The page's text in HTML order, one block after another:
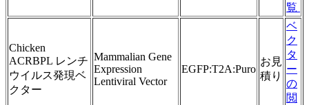
覧
Chicken
ACRBPL レンチ
ウイルス発現ベ
クター
Mammalian Gene
Expression
Lentiviral Vector
EGFP:T2A:Puro
お見
積り
ベ
ク
タ
ー
の
閲